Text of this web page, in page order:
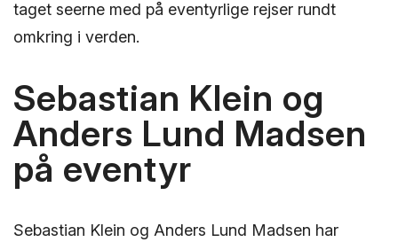
taget seerne med på eventyrlige rejser rundt
omkring i verden.
Sebastian Klein og
Anders Lund Madsen
på eventyr
Sebastian Klein og Anders Lund Madsen har